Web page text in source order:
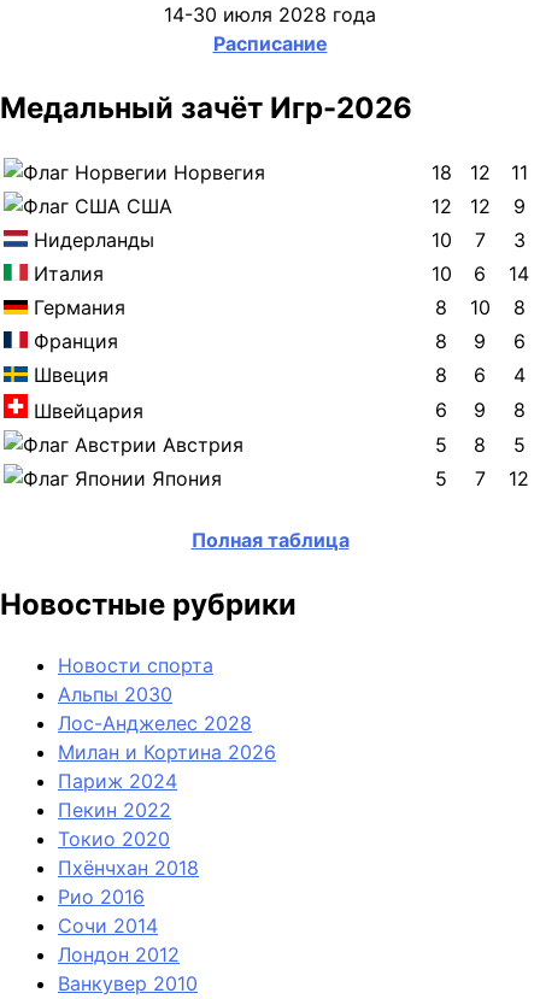
14-30 июля 2028 года
Расписание
Медальный зачёт Игр-2026
Норвегия 18 12
11
США
12 12
9
Нидерланды
10 7
3
Италия
10 6
14
Германия
8 10
8
Франция
8 9
6
Швеция
8 6
4
Швейцария
6 9
8
Австрия
5 8
5
Япония
5 7 12
Полная таблица
Новостные рубрики
Новости спорта
Альпы 2030
Лос-Анджелес 2028
Милан и Кортина 2026
Париж 2024
Пекин 2022
Токио 2020
Пхёнчхан 2018
Рио 2016
Сочи 2014
Лондон 2012
Ванкувер 2010